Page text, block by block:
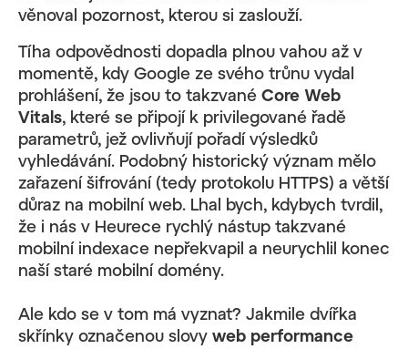
věnoval pozornost, kterou si zaslouží.
Tíha odpovědnosti dopadla plnou vahou až v
momentě, kdy Google ze svého trůnu vydal
prohlášení, že jsou to takzvané Core Web
Vitals, které se připojí k privilegované řadě
parametrů, jež ovlivňují pořadí výsledků
vyhledávání. Podobný historický význam mělo
zařazení šifrování (tedy protokolu HTTPS) a větší
důraz na mobilní web. Lhal bych, kdybych tvrdil,
že i nás v Heurece rychlý nástup takzvané
mobilní indexace nepřekvapil a neurychlil konec
naší staré mobilní domény.
Ale kdo se v tom má vyznat? Jakmile dvířka
skřínky označenou slovy web performance